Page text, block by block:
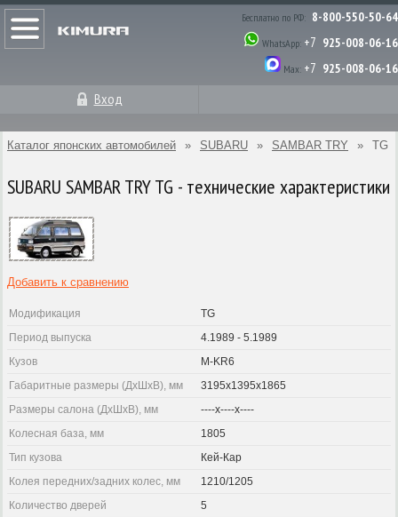
Бесплатно по РФ: 8-800-550-50-64
WhatsApp: +7 925-008-06-16
Max: +7 925-008-06-16
Вход
Каталог японских автомобилей » SUBARU » SAMBAR TRY » TG
SUBARU SAMBAR TRY TG - технические характеристики
Добавить к сравнению
Модификация
TG
Период выпуска
4.1989 - 5.1989
Кузов
M-KR6
Габаритные размеры (ДхШхВ), мм
3195x1395x1865
Размеры салона (ДхШхВ), мм
----x----x----
Колесная база, мм
1805
Тип кузова
Кей-Кар
Колея передних/задних колес, мм
1210/1205
Количество дверей
5